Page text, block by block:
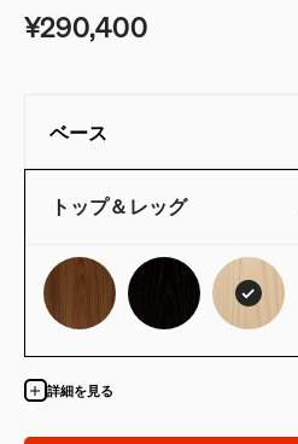
QuickShip：国内在庫品
¥290,400
ベース
トップ＆レッグ
詳細を見る